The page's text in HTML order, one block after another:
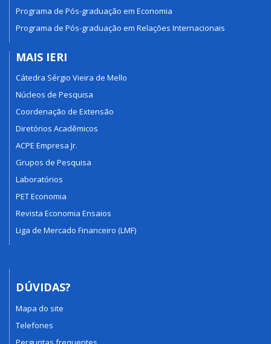
Programa de Pós-graduação em Economia
Programa de Pós-graduação em Relações Internacionais
MAIS IERI
Cátedra Sérgio Vieira de Mello
Núcleos de Pesquisa
Coordenação de Extensão
Diretórios Acadêmicos
ACPE Empresa Jr.
Grupos de Pesquisa
Laboratórios
PET Economia
Revista Economia Ensaios
Liga de Mercado Financeiro (LMF)
DÚVIDAS?
Mapa do site
Telefones